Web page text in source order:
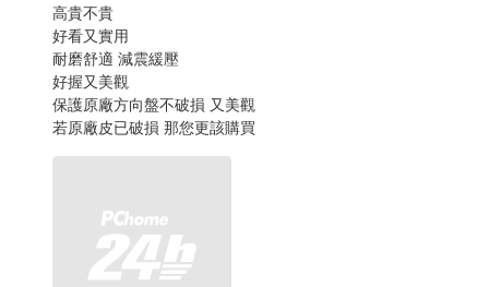
高貴不貴
好看又實用
耐磨舒適 減震緩壓
好握又美觀
保護原廠方向盤不破損 又美觀
若原廠皮已破損 那您更該購買